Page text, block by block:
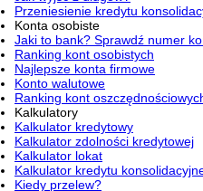
Przeniesienie kredytu
Konta osobiste
Jaki to bank? Sprawdź numer
Ranking kont osobistych
Najlepsze konta firmowe
Konto walutowe
Ranking kont
Kalkulatory
Kalkulator kredytowy
Kalkulator zdolności kredytowej
Kalkulator lokat
Kalkulator kredytu
Kiedy przelew?